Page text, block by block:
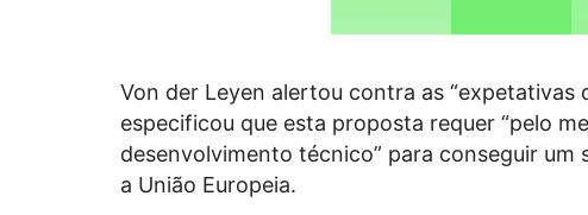
Von der Leyen alertou contra as “expetativas
especificou que esta proposta requer “pelo
desenvolvimento técnico” para conseguir um
a União Europeia.